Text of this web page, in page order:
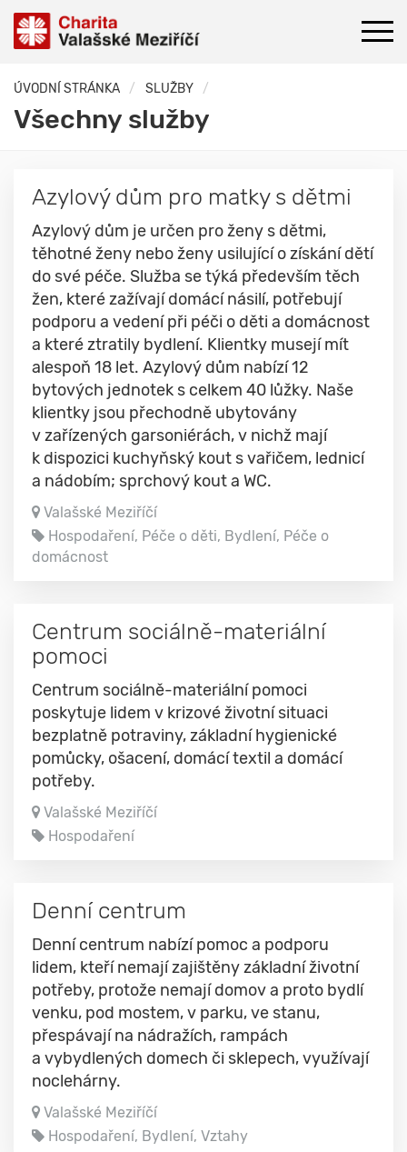
ÚVODNÍ STRÁNKA SLUŽBY
Všechny služby
Azylový dům pro matky s dětmi
Azylový dům je určen pro ženy s dětmi,
těhotné ženy nebo ženy usilující o získání dětí
do své péče. Služba se týká především těch
žen, které zažívají domácí násilí, potřebují
podporu a vedení při péči o děti a domácnost
a které ztratily bydlení. Klientky musejí mít
alespoň 18 let. Azylový dům nabízí 12
bytových jednotek s celkem 40 lůžky. Naše
klientky jsou přechodně ubytovány
v zařízených garsoniérách, v nichž mají
k dispozici kuchyňský kout s vařičem, lednicí
a nádobím; sprchový kout a WC.
Valašské Meziříčí
Hospodaření, Péče o děti, Bydlení, Péče o
domácnost
Centrum sociálně-materiální
pomoci
Centrum sociálně-materiální pomoci
poskytuje lidem v krizové životní situaci
bezplatně potraviny, základní hygienické
pomůcky, ošacení, domácí textil a domácí
potřeby.
Valašské Meziříčí
Hospodaření
Denní centrum
Denní centrum nabízí pomoc a podporu
lidem, kteří nemají zajištěny základní životní
potřeby, protože nemají domov a proto bydlí
venku, pod mostem, v parku, ve stanu,
přespávají na nádražích, rampách
a vybydlených domech či sklepech, využívají
noclehárny.
Valašské Meziříčí
Hospodaření, Bydlení, Vztahy